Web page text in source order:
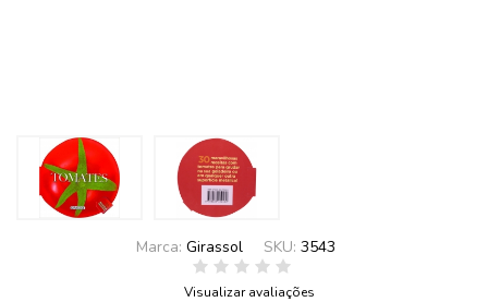
Marca: Girassol SKU: 3543
Visualizar avaliações